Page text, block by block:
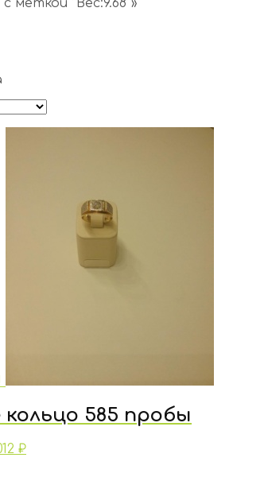
меткой “Вес:9.68”»
585 пробы
₽